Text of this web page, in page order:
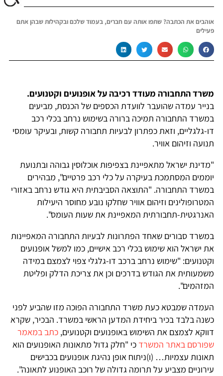
אוהבים את הכתבה? שתפו אותה עם חברים, בעמוד שלכם ובקהילות שבהן אתם
פעילים
משרד התחבורה מעודד רכיבה על אופנועים וקטנועים.
בנייר עמדה שהועבר לוועדת הכספים של הכנסת, מביעים
במשרד התחבורה תמיכה ברורה בשימוש נרחב בכלי רכב
דו-גלגליים, וזאת כפתרון לבעיות תחבורה קשות, ובעיקר עומסי
תנועה וזיהום אוויר.
"מדינת ישראל מתאפיינת בצפיפות אוכלוסין גבוהה ובתנועת
יוממים המסתמכת בעיקרה על כלי רכב פרטיים", מבהירים
במשרד התחבורה. "התוצאה הסביבתית היא גודש נרחב באזורי
המטרופולינים וזיהום אוויר שחלקו נובע מחוסר היעילות
האנרגטית-תחבורתית המאפיינת את שעות העומס".
במשרד סבורים שאחד הפתרונות לבעיות התחבורה המאפיינות
את ישראל הוא שימוש בכלי רכב אישיים, כמו למשל אופנועים
וקטנועים: "שימוש נרחב ברכב דו-גלגלי צפוי לצמצם במידה
משמעותית את הגודש בדרכים וכן את צריכת הדלק ופליטת
המזהמים".
העמדה שמבטא כעת משרד התחבורה הפוכה מזו שהביע לפני
כשנה בלבד בכיר ביחידת המדען הראשי במשרד. הבכיר, שקרא
דווקא לצמצם את השימוש באופנועים וקטנועים, כתב במאמר
שפורסם באתר המשרד כי "חלק גדול מתאונות האופנועים הוא
תאונות עצמיות… (ו)ניתוח אופן נהיגת אופנועים בכבישים
עירוניים מצביע על תרומה גדולה של רוכב האופנוע לתאונה".